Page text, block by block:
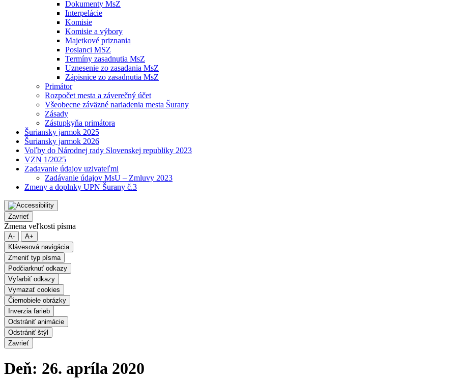
Dokumenty MsZ
Interpelácie
Komisie
Komisie a výbory
Majetkové priznania
Poslanci MSZ
Termíny zasadnutia MsZ
Uznesenie zo zasadania MsZ
Zápisnice zo zasadnutia MsZ
Primátor
Rozpočet mesta a záverečný účet
Všeobecne záväzné nariadenia mesta Šurany
Zásady
Zástupkyňa primátora
Šuriansky jarmok 2025
Šuriansky jarmok 2026
Voľby do Národnej rady Slovenskej republiky 2023
VZN 1/2025
Zadavanie údajov uzivateľmi
Zadávanie údajov MsU – Zmluvy 2023
Zmeny a doplnky UPN Šurany č.3
Zavrieť
Zmena veľkosti písma
A-
A+
Klávesová navigácia
Zmeniť typ písma
Podčiarknuť odkazy
Vyfarbiť odkazy
Vymazať cookies
Čiernobiele obrázky
Inverzia farieb
Odstrániť animácie
Odstrániť štýl
Zavrieť
Deň: 26. apríla 2020